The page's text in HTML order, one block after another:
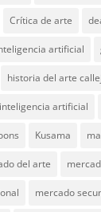
Crítica de arte
artificial
historia del arte
inteligencia artificial
Kusama
del arte
mercado